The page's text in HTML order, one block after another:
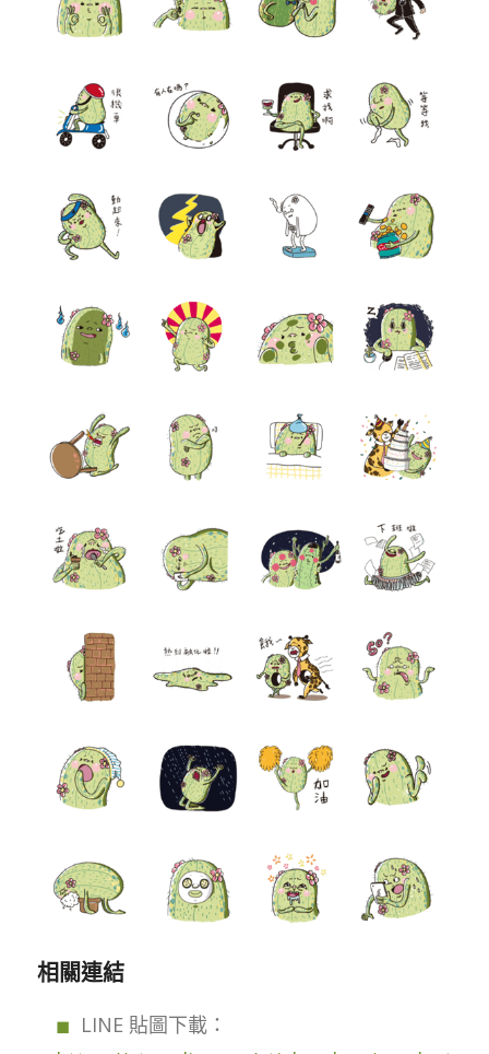
相關連結
LINE 貼圖下載：